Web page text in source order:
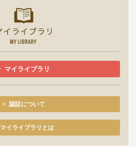
マイライブラリ
認証について
マイライブラリとは